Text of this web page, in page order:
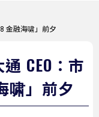
金融海啸」前夕
CEO：市
啸」前夕